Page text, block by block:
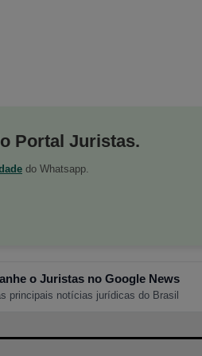
Portal Juristas.
do Whatsapp.
o Juristas no Google News
principais notícias jurídicas do Brasil